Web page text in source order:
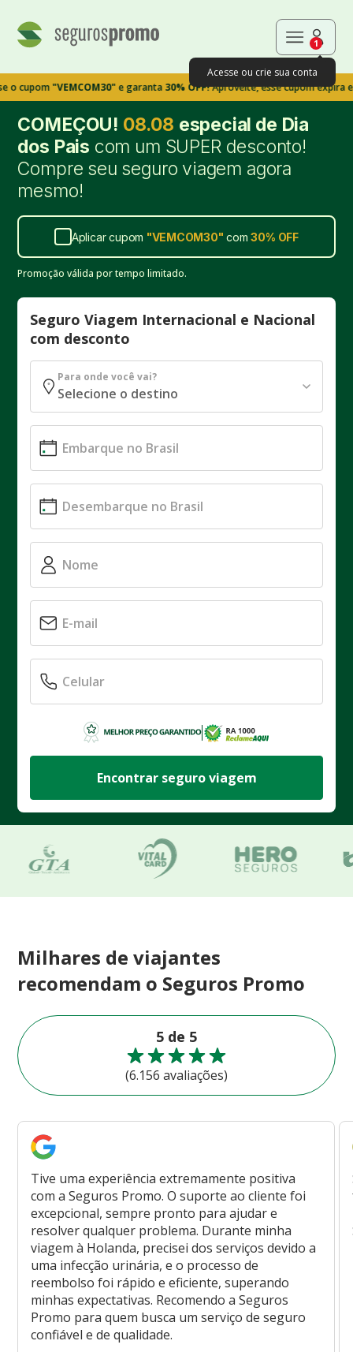
1
Acesse ou crie sua conta
"VEMCOM30"e garanta30% OFF!Aproveite, esse cupom expira em
COMEÇOU! 08.08 especial de Dia
dos Pais com um SUPER desconto!
Compre seu seguro viagem agora
mesmo!
Aplicar cupom "VEMCOM30" com30% OFF
Promoção válida por tempo limitado.
Seguro Viagem Internacional e Nacional
com desconto
Para onde você vai?
Encontrar seguro viagem
Milhares de viajantes
recomendam o Seguros Promo
5 de 5
(6.156 avaliações)
Tive uma experiência extremamente positiva
com a Seguros Promo. O suporte ao cliente foi
excepcional, sempre pronto para ajudar e
resolver qualquer problema. Durante minha
viagem à Holanda, precisei dos serviços devido a
uma infecção urinária, e o processo de
reembolso foi rápido e eficiente, superando
minhas expectativas. Recomendo a Seguros
Promo para quem busca um serviço de seguro
confiável e de qualidade.